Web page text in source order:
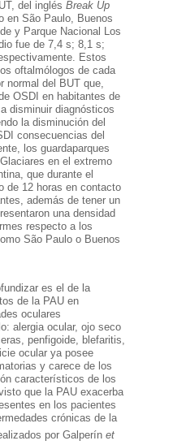
del inglés Break Up
en São Paulo, Buenos
y Parque Nacional Los
fue de 7,4 s; 8,1 s;
Estos
oftalmólogos de cada
normal del BUT que,
OSDI en habitantes de
disminuir diagnósticos
la disminución del
consecuencias del
los guardaparques
en el extremo
que durante el
de 12 horas en contacto
además de tener un
una densidad
respecto a los
São Paulo o Buenos
es el de la
de la PAU en
oculares
alergia ocular, ojo seco
penfigoide, blefaritis,
ocular ya posee
y carece de los
característicos de los
que la PAU exacerba
en los pacientes
crónicas de la
por Galperín et